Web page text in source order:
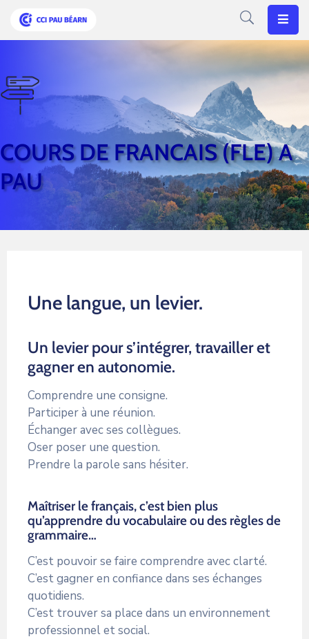
CCI
Vos
Articles
Agenda
COURS DE FRANCAIS (FLE) A
PAU
Une langue, un levier.
Un levier pour s’intégrer, travailler et
gagner en autonomie.
Comprendre une consigne.
Participer à une réunion.
Échanger avec ses collègues.
Oser poser une question.
Prendre la parole sans hésiter.
Maîtriser le français, c’est bien plus
qu’apprendre du vocabulaire ou des règles de
grammaire…
C’est pouvoir se faire comprendre avec clarté.
C’est gagner en confiance dans ses échanges
quotidiens.
C’est trouver sa place dans un environnement
professionnel et social.